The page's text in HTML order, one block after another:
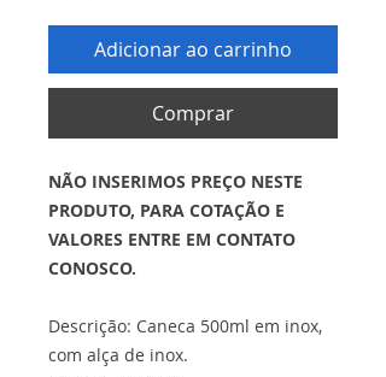
Adicionar ao carrinho
Comprar
NÃO INSERIMOS PREÇO NESTE
PRODUTO, PARA COTAÇÃO E
VALORES ENTRE EM CONTATO
CONOSCO.
Descrição: Caneca 500ml em inox,
com alça de inox.